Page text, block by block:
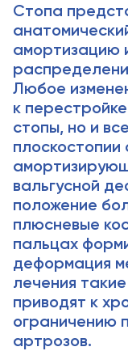
Стопа
амортизацию
Любое
к
стопы, но и
плоскостопии
вальгусной
положение
плюсневые
пальцах
деформация
лечения
приводят к
ограничению
артрозов.